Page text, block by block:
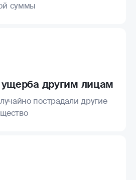
суммы
другим лицам
пострадали другие